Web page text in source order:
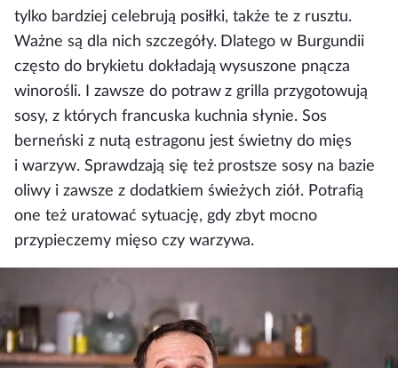
tylko bardziej celebrują posiłki, także te z rusztu.
Ważne są dla nich szczegóły. Dlatego w Burgundii
często do brykietu dokładają wysuszone pnącza
winorośli. I zawsze do potraw z grilla przygotowują
sosy, z których francuska kuchnia słynie. Sos
berneński z nutą estragonu jest świetny do mięs
i warzyw. Sprawdzają się też prostsze sosy na bazie
oliwy i zawsze z dodatkiem świeżych ziół. Potrafią
one też uratować sytuację, gdy zbyt mocno
przypieczemy mięso czy warzywa.